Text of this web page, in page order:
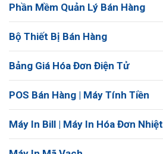
Phần Mềm Quản Lý Bán Hàng
Bộ Thiết Bị Bán Hàng
Bảng Giá Hóa Đơn Điện Tử
POS Bán Hàng | Máy Tính Tiền
Máy In Bill | Máy In Hóa Đơn Nhiệt